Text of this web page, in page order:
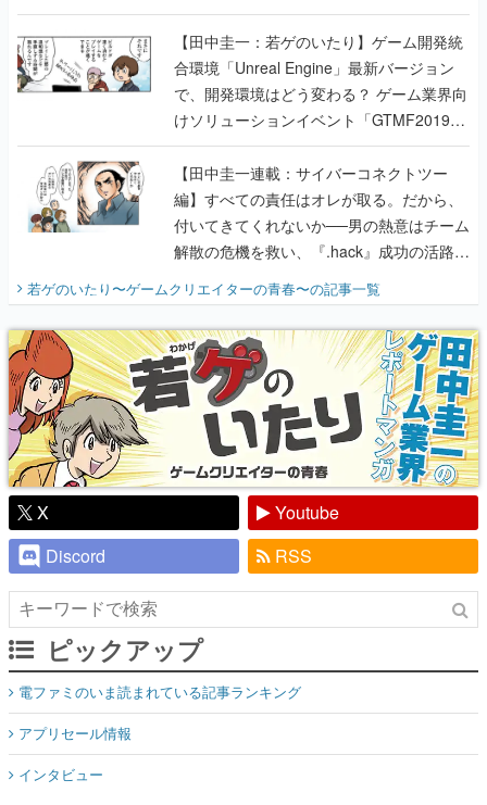
のいたり】
【田中圭一：若ゲのいたり】ゲーム開発統
合環境「Unreal Engine」最新バージョン
で、開発環境はどう変わる？ ゲーム業界向
けソリューションイベント「GTMF2019」
に行って、より理解を深めよう【PR】
【田中圭一連載：サイバーコネクトツー
編】すべての責任はオレが取る。だから、
付いてきてくれないか──男の熱意はチーム
解散の危機を救い、『.hack』成功の活路を
『少年ジャンプ』色だった【若ゲのいた
り】
若ゲのいたり〜ゲームクリエイターの青春〜の記事一覧
X
Youtube
Discord
RSS
ピックアップ
電ファミのいま読まれている記事ランキング
アプリセール情報
インタビュー